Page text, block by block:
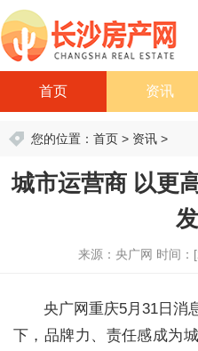
首页 资讯
您的位置： 首页 > 资讯 >
城市运营商 以更
来源：央广网 时间：
央广网重庆5月31日消
下，品牌力、责任感成为